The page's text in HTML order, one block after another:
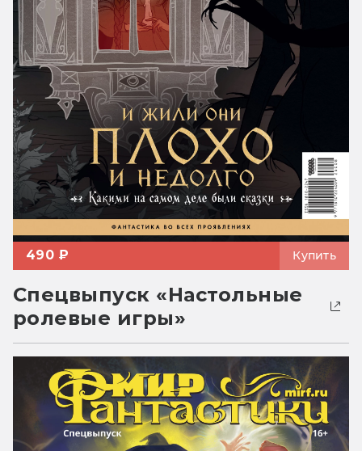
490 ₽ Купить
Спецвыпуск «Настольные
ролевые игры»